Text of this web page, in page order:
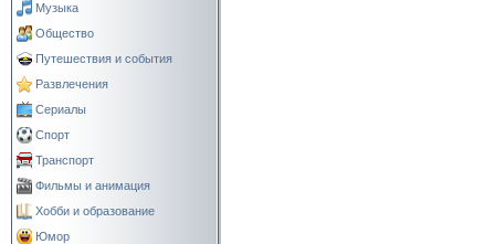
Музыка
Общество
Путешествия и события
Развлечения
Сериалы
Спорт
Транспорт
Фильмы и анимация
Хобби и образование
Юмор